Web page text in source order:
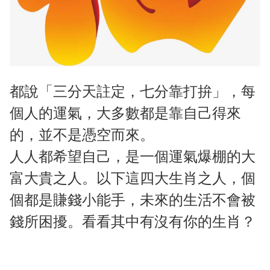
都說「三分天註定，七分靠打拚」，每
個人的運氣，大多數都是靠自己得來
的，並不是憑空而來。
人人都希望自己，是一個運氣爆棚的大
富大貴之人。以下這四大生肖之人，個
個都是賺錢小能手，未來的生活不會被
錢所困擾。看看其中有沒有你的生肖？